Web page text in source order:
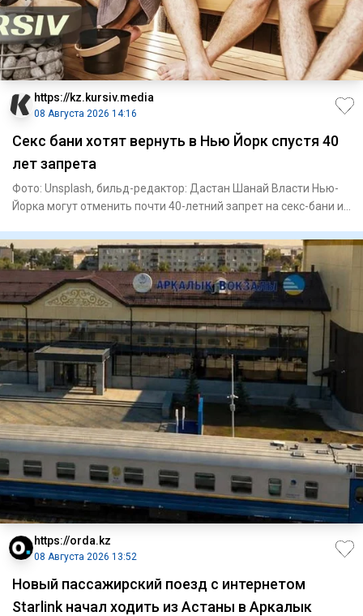
https://kz.kursiv.media
08 Августа 2026 14:16
Секс бани хотят вернуть в Нью Йорк спустя 40
лет запрета
Фото: Unsplash, бильд-редактор: Дастан Шанай Власти Нью-
Йорка могут отменить почти 40-летний запрет на секс-бани и
https://orda.kz
08 Августа 2026 13:52
Новый пассажирский поезд с интернетом
Starlink начал ходить из Астаны в Аркалык